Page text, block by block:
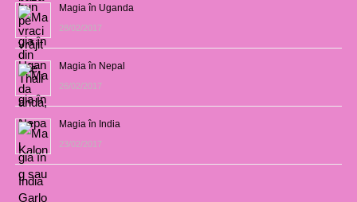
Magia în Uganda
28/02/2017
Magia în Nepal
26/02/2017
Magia în India
23/02/2017